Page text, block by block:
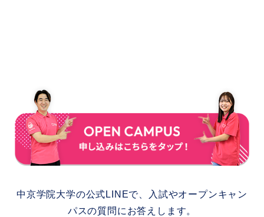
中京学院大学の公式LINEで、入試やオープンキャン
パスの質問にお答えします。